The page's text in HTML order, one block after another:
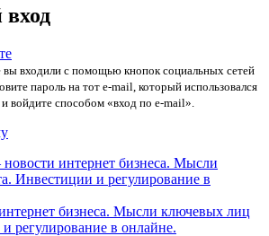
вы входили с помощью кнопок социальных сетей
пароль на тот e-mail, который использовался
и войдите способом «вход по e-mail».
бизнеса. Мысли ключевых лиц
регулирование в онлайне.